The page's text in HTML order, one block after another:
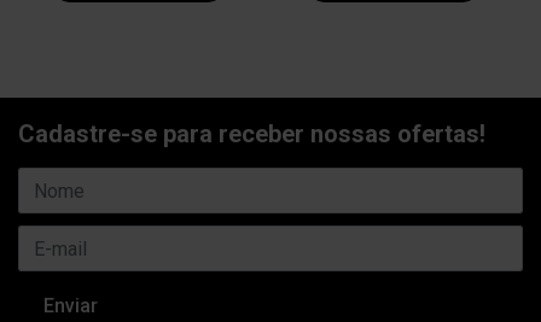
Cadastre-se para receber nossas ofertas!